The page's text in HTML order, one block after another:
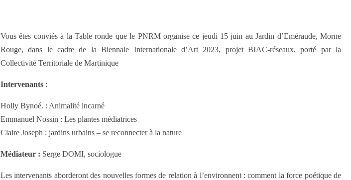
Vous êtes conviés à la Table ronde que le PNRM organise ce jeudi 15 juin au Jardin d’Eméraude, Morne
Rouge, dans le cadre de la Biennale Internationale d’Art 2023, projet BIAC-réseaux, porté par la
Collectivité Territoriale de Martinique
Intervenants :
Holly Bynoé. : Animalité incarné
Emmanuel Nossin : Les plantes médiatrices
Claire Joseph : jardins urbains – se reconnecter à la nature
Médiateur : Serge DOMI, sociologue
Les intervenants aborderont des nouvelles formes de relation à l’environnent : comment la force poétique de